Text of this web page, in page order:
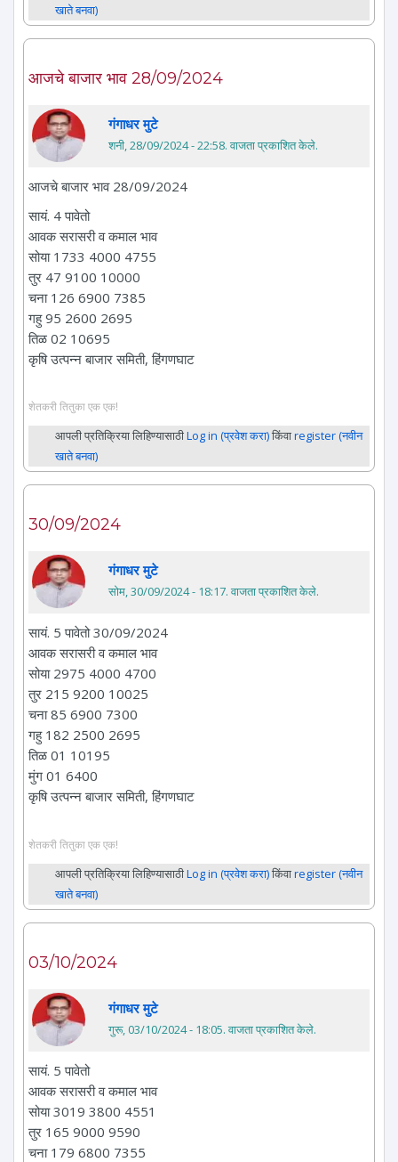
खाते बनवा)
आजचे बाजार भाव 28/09/2024
गंगाधर मुटे
शनी, 28/09/2024 - 22:58. वाजता प्रकाशित केले.
आजचे बाजार भाव 28/09/2024
सायं. 4 पावेतो
आवक सरासरी व कमाल भाव
सोया 1733 4000 4755
तुर 47 9100 10000
चना 126 6900 7385
गहु 95 2600 2695
तिळ 02 10695
कृषि उत्पन्न बाजार समिती, हिंगणघाट
शेतकरी तितुका एक एक!
आपली प्रतिक्रिया लिहिण्यासाठीLog in (प्रवेश करा)किंवाregister (नवीन
खाते बनवा)
30/09/2024
गंगाधर मुटे
सोम, 30/09/2024 - 18:17. वाजता प्रकाशित केले.
सायं. 5 पावेतो 30/09/2024
आवक सरासरी व कमाल भाव
सोया 2975 4000 4700
तुर 215 9200 10025
चना 85 6900 7300
गहु 182 2500 2695
तिळ 01 10195
मुंग 01 6400
कृषि उत्पन्न बाजार समिती, हिंगणघाट
शेतकरी तितुका एक एक!
आपली प्रतिक्रिया लिहिण्यासाठीLog in (प्रवेश करा)किंवाregister (नवीन
खाते बनवा)
03/10/2024
गंगाधर मुटे
गुरू, 03/10/2024 - 18:05. वाजता प्रकाशित केले.
सायं. 5 पावेतो
आवक सरासरी व कमाल भाव
सोया 3019 3800 4551
तुर 165 9000 9590
चना 179 6800 7355